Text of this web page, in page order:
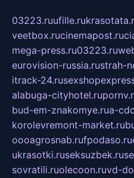
03223.ruufille.ru
veetbox.rucinemapost.ru
mega-press.ru03223.ru
eurovision-russia.rustrah-
itrack-24.ru
alabuga-cityhotel.ru
bud-em-znakomye.rua-
korolevremont-market.ru
oooagrosnab.rufpodaso.ru
ukrasotki.ruseksuzbek.ru
sovratili.ruolecoon.ruvd-